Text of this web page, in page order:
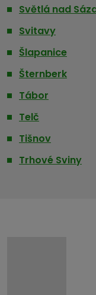
Světlá nad
Svitavy
Šlapanice
Šternberk
Tábor
Telč
Tišnov
Trhové Sviny